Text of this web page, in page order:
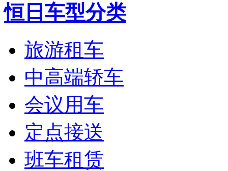
恒日车型分类
旅游租车
中高端轿车
会议用车
定点接送
班车租赁